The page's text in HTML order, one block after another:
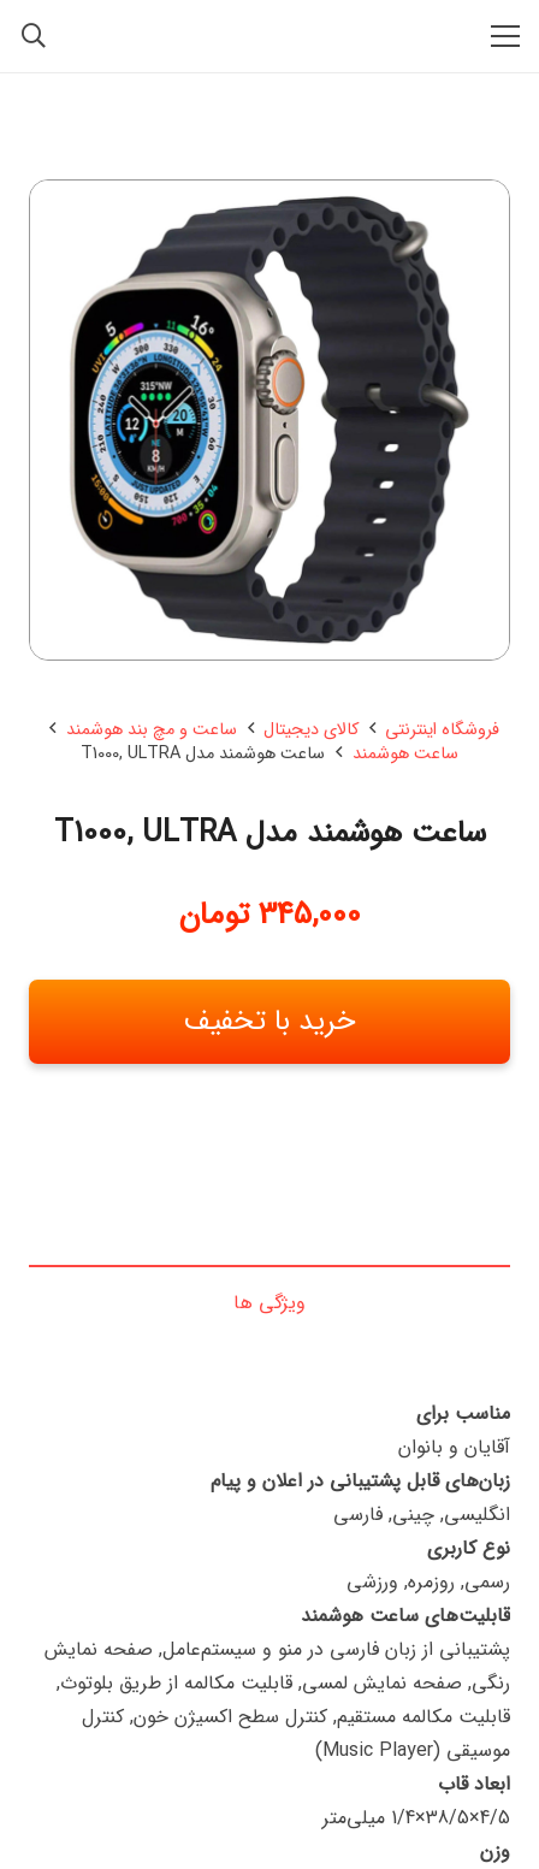
فروشگاه اینترنتی کالای دیجیتال
ساعت و مچ بند هوشمند
ساعت هوشمند
ساعت هوشمند مدل T1000, ULTRA
ساعت هوشمند مدل T1000, ULTRA
345,000 تومان
خرید با تخفیف
ویژگی ها
مناسب برای
آقایان و بانوان
زبان‌های قابل پشتیبانی در اعلان و پیام
انگلیسی, چینی, فارسی
نوع کاربری
رسمی, روزمره, ورزشی
قابلیت‌های ساعت هوشمند
پشتیبانی از زبان فارسی در منو و سیستم‌عامل, صفحه نمایش
رنگی, صفحه نمایش لمسی, قابلیت مکالمه از طریق بلوتوث,
قابلیت مکالمه مستقیم, کنترل سطح اکسیژن خون, کنترل
موسیقی (Music Player)
ابعاد قاب
4/5×38/5×1/4 میلی‌متر
وزن